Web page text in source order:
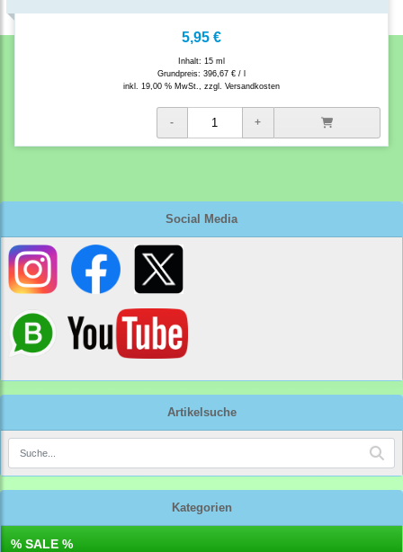
Social Media
Artikelsuche
Kategorien
% SALE %
5,95 €
Inhalt: 15 ml
Grundpreis: 396,67 € / l
inkl. 19,00 % MwSt., zzgl. Versandkosten